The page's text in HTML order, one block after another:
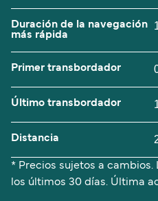
Duración de la navegación
más rápida
Primer transbordador
Último transbordador
Distancia
* Precios sujetos a
los últimos 30 días. Última